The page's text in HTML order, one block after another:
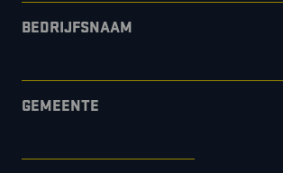
BEDRIJFSNAAM
GEMEENTE